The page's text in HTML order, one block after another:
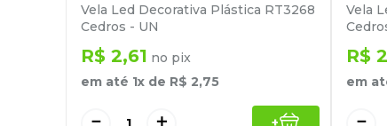
Vela Led Decorativa Plástica RT3268
Cedros - UN
R$ 2,61 no pix
em até 1x de R$ 2,75
＋
－ +
Vela
R$ 2
em
－